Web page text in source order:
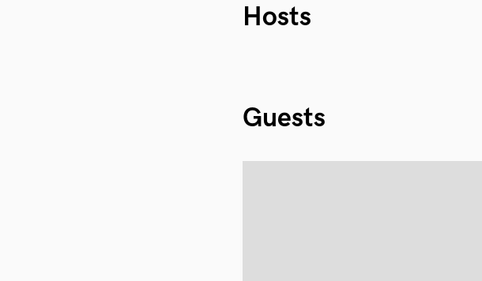
Hosts
Guests